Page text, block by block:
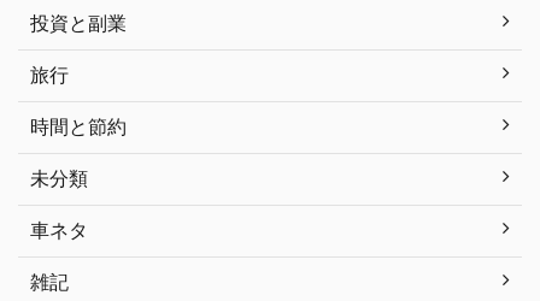
投資と副業
旅行
時間と節約
未分類
車ネタ
雑記